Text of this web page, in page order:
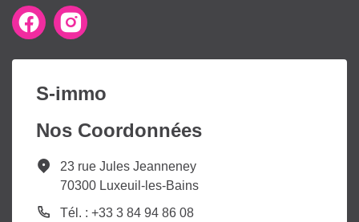
S-immo
Nos Coordonnées
23 rue Jules Jeanneney
70300 Luxeuil-les-Bains
Tél. : +33 3 84 94 86 08